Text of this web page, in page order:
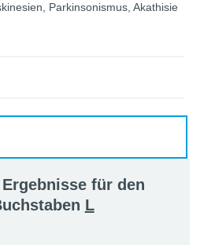
Parkinsonismus, Akathisie
für den
L